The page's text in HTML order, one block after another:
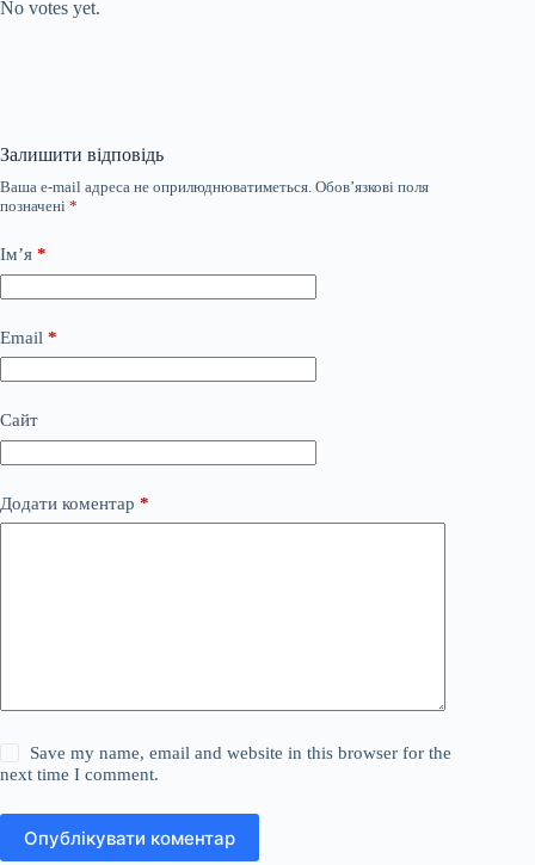
No votes yet.
Залишити відповідь
Ваша e-mail адреса не оприлюднюватиметься. Обов’язкові поля
позначені *
Ім’я *
Email *
Сайт
Додати коментар *
Save my name, email and website in this browser for the
next time I comment.
Опублікувати коментар